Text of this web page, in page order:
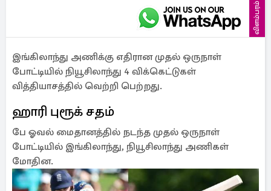
விளம்பரம்
இங்கிலாந்து அணிக்கு எதிரான முதல் ஒருநாள்
போட்டியில் நியூசிலாந்து 4 விக்கெட்டுகள்
வித்தியாசத்தில் வெற்றி பெற்றது.
ஹாரி புரூக் சதம்
பே ஓவல் மைதானத்தில் நடந்த முதல் ஒருநாள்
போட்டியில் இங்கிலாந்து, நியூசிலாந்து அணிகள்
மோதின.